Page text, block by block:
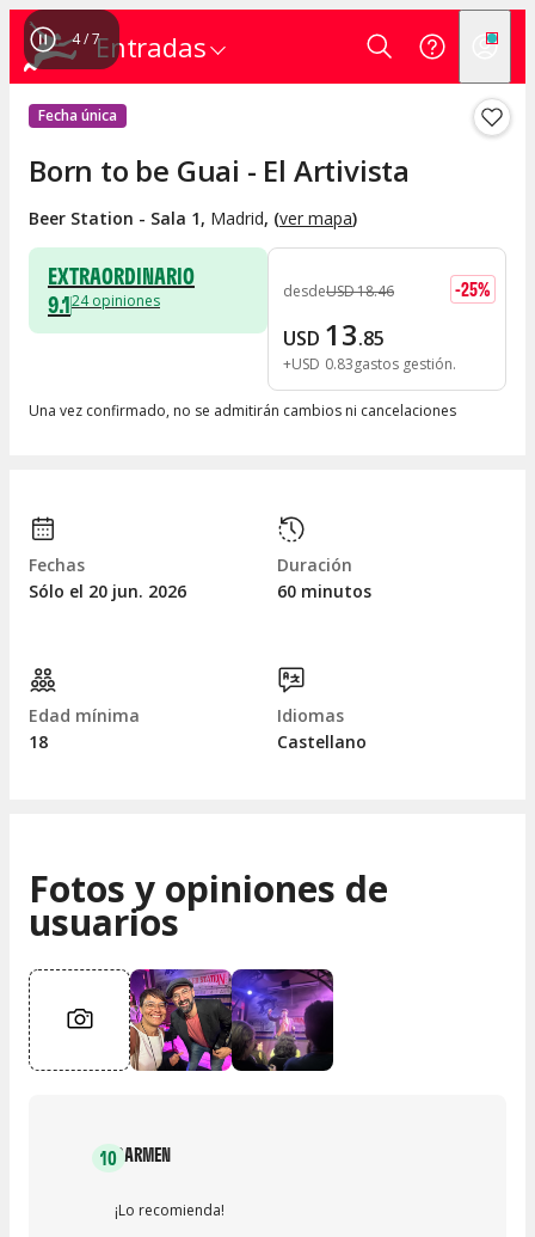
Entradas
4/7
Fecha única
Born to be Guai - El Artivista
Beer Station - Sala 1, Madrid, (ver mapa)
EXTRAORDINARIO
9.124 opiniones desdeUSD18.46 -25%
USD 13.85
+USD 0.83gastos gestión
Una vez confirmado, no se admitirán cambios ni cancelaciones
Fechas
Sólo el 20 jun. 2026
Duración
60 minutos
Edad mínima
18
Idiomas
Castellano
Fotos y opiniones de
usuarios
10CARMEN
¡Lo recomienda!